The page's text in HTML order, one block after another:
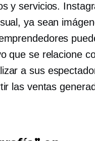
y servicios.
ya sean
que se relacione
a sus
las ventas